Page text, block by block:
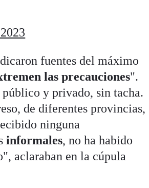
fuentes del máximo
las precauciones".
público y privado, sin tacha.
de diferentes provincias,
ninguna
informales, no ha habido
aclaraban en la cúpula